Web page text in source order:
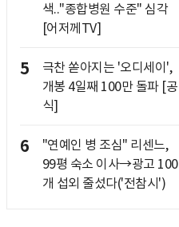
색.."종합병원 수준" 심각
[어저께TV]
5
극찬 쏟아지는 '오디세이',
개봉 4일째 100만 돌파 [공
식]
6
"연예인 병 조심" 리센느,
99평 숙소 이사→광고 100
개 섭외 줄섰다('전참시')